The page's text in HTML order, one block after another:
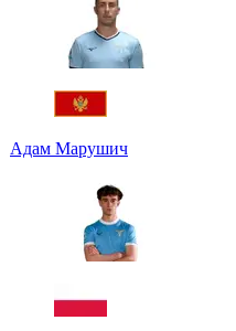
Адам Марушич